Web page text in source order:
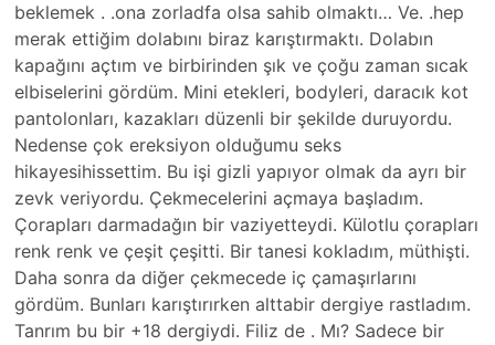
beklemek . .ona zorladfa olsa sahib olmaktı… Ve. .hep
merak ettiğim dolabını biraz karıştırmaktı. Dolabın
kapağını açtım ve birbirinden şık ve çoğu zaman sıcak
elbiselerini gördüm. Mini etekleri, bodyleri, daracık kot
pantolonları, kazakları düzenli bir şekilde duruyordu.
Nedense çok ereksiyon olduğumu seks
hikayesihissettim. Bu işi gizli yapıyor olmak da ayrı bir
zevk veriyordu. Çekmecelerini açmaya başladım.
Çorapları darmadağın bir vaziyetteydi. Külotlu çorapları
renk renk ve çeşit çeşitti. Bir tanesi kokladım, müthişti.
Daha sonra da diğer çekmecede iç çamaşırlarını
gördüm. Bunları karıştırırken alttabir dergiye rastladım.
Tanrım bu bir +18 dergiydi. Filiz de . Mı? Sadece bir